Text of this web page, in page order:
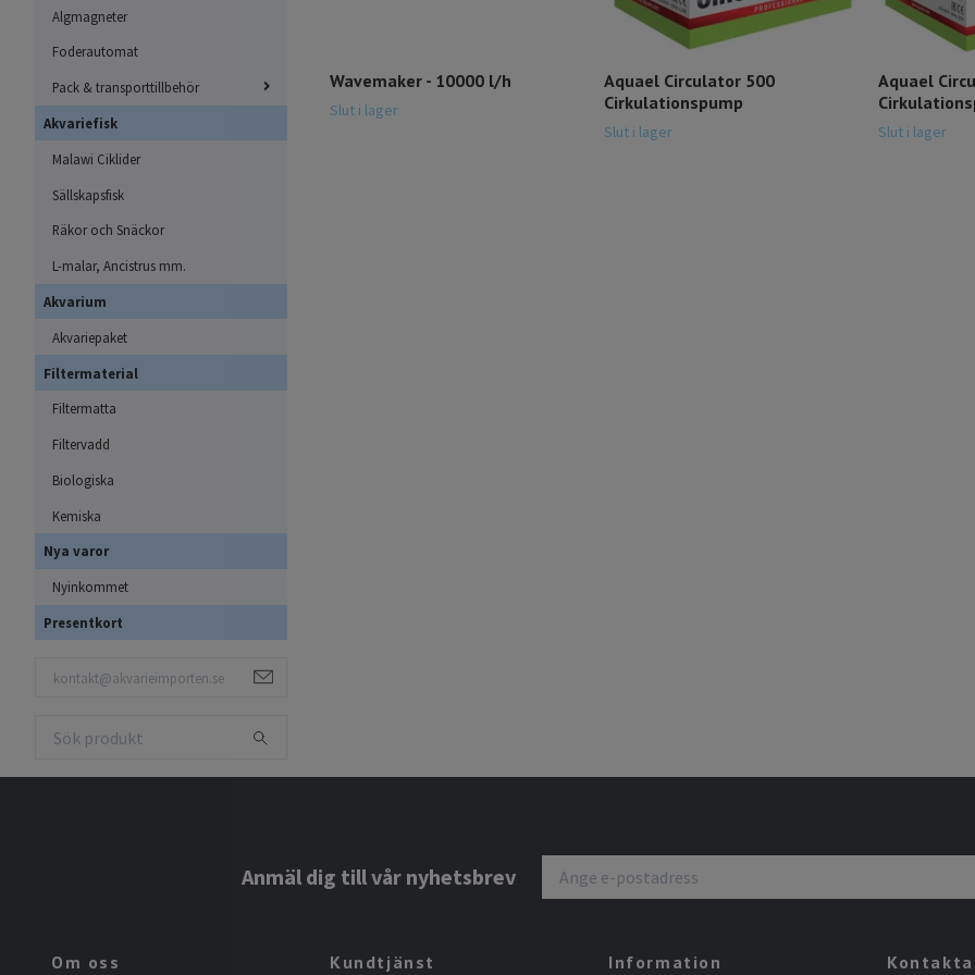
Algmagneter
Foderautomat
Pack & transporttillbehör
Akvariefisk
Malawi Ciklider
Sällskapsfisk
Räkor och Snäckor
L-malar, Ancistrus mm.
Akvarium
Akvariepaket
Filtermaterial
Filtermatta
Filtervadd
Biologiska
Kemiska
Nya varor
Nyinkommet
Presentkort
Wavemaker - 10000 l/h
Slut i lager
Aquael Circulator 500
Cirkulationspump
Slut i lager
Aquael
Slut i lager
Anmäl dig till vår nyhetsbrev
Om oss Kundtjänst Information